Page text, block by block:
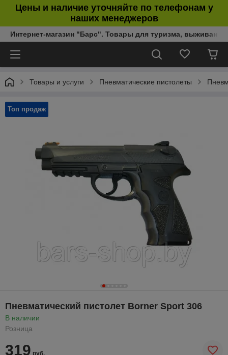
Цены и наличие уточняйте по телефонам у
наших менеджеров
Интернет-магазин "Барс". Товары для туризма,
Товары и услуги Пневматические пистолеты
Топ продаж
Пневматический пистолет Borner Sport 306
В наличии
Розница
319 руб.